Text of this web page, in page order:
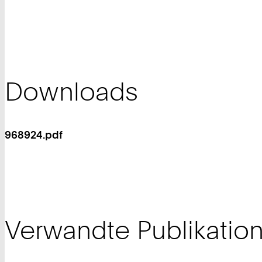
Downloads
968924.pdf
Verwandte